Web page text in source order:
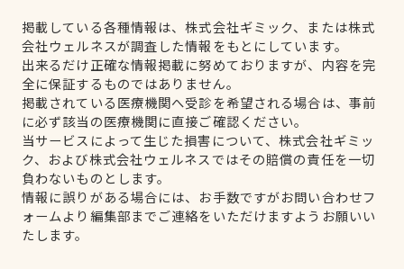
掲載している各種情報は、株式会社ギミック、または株式
会社ウェルネスが調査した情報をもとにしています。
出来るだけ正確な情報掲載に努めておりますが、内容を完
全に保証するものではありません。
掲載されている医療機関へ受診を希望される場合は、事前
に必ず該当の医療機関に直接ご確認ください。
当サービスによって生じた損害について、株式会社ギミッ
ク、および株式会社ウェルネスではその賠償の責任を一切
負わないものとします。
情報に誤りがある場合には、お手数ですがお問い合わせフ
ォームより編集部までご連絡をいただけますようお願いい
たします。